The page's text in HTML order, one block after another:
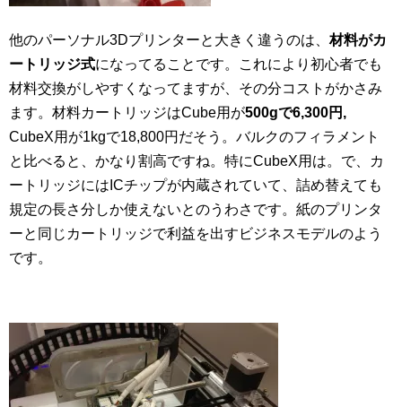
他のパーソナル3Dプリンターと大きく違うのは、材料がカ
ートリッジ式になってることです。これにより初心者でも
材料交換がしやすくなってますが、その分コストがかさみ
ます。材料カートリッジはCube用が500gで6,300円,
CubeX用が1kgで18,800円だそう。バルクのフィラメント
と比べると、かなり割高ですね。特にCubeX用は。で、カ
ートリッジにはICチップが内蔵されていて、詰め替えても
規定の長さ分しか使えないとのうわさです。紙のプリンタ
ーと同じカートリッジで利益を出すビジネスモデルのよう
です。